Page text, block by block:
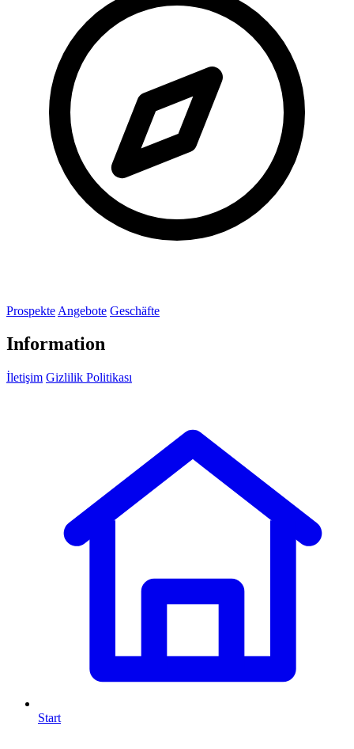
Prospekte Angebote Geschäfte
Information
İletişim Gizlilik Politikası
Start